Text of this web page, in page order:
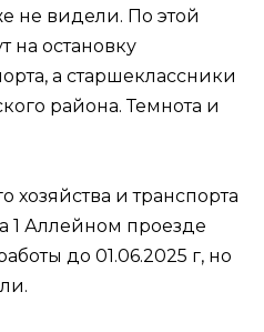
не видели. По этой
на остановку
а старшеклассники
района. Темнота и
и транспорта
1 Аллейном проезде
до 01.06.2025 г, но